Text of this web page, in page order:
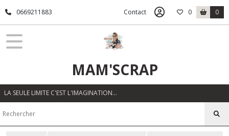
0669211883 Contact 0 0
MAM'SCRAP
LA SEULE LIMITE C'EST L'IMAGINATION…